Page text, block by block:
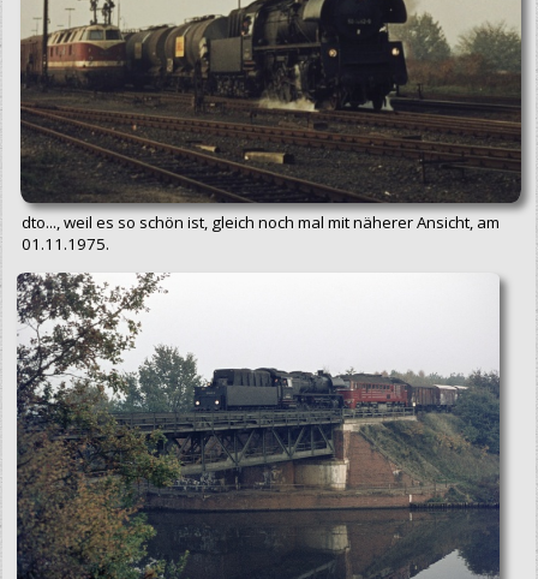
dto..., weil es so schön ist, gleich noch mal mit näherer Ansicht, am
01.11.1975.